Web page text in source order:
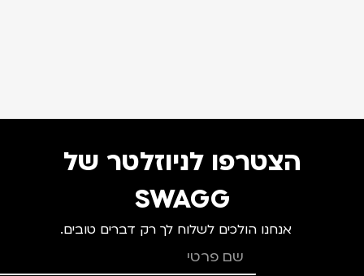
הצטרפו לניוזלטר של
SWAGG
אנחנו הולכים לשלוח לך רק דברים טובים.